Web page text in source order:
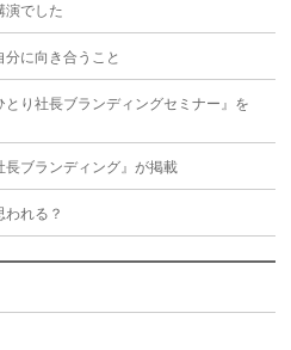
演でした
に向き合うこと
り社長ブランディングセミナー』を
長ブランディング』が掲載
れる？